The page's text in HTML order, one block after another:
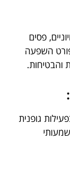
פסים
השפעה
והבטיחות.
גופנית